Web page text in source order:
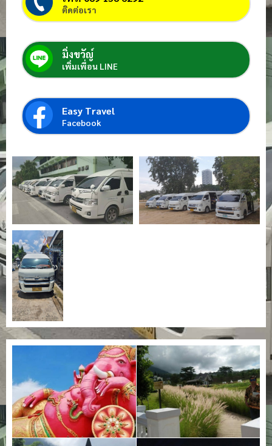
ติดต่อเรา
มิ่งขวัญ์
เพิ่มเพื่อน LINE
Easy Travel
Facebook